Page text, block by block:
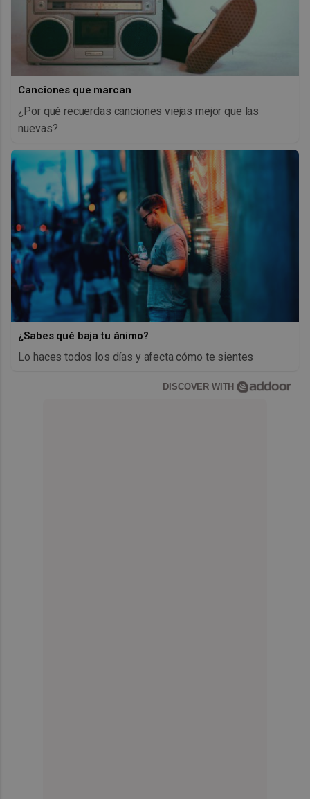
Canciones que marcan
¿Por qué recuerdas canciones viejas mejor que las
nuevas?
¿Sabes qué baja tu ánimo?
Lo haces todos los días y afecta cómo te sientes
DISCOVER WITH